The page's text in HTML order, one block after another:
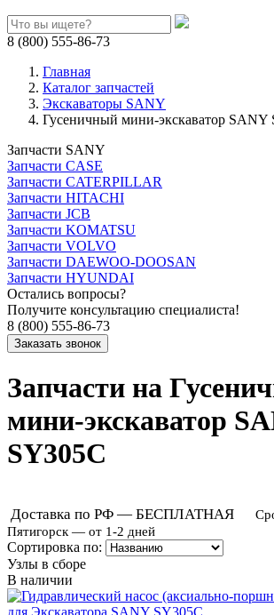
8 (800) 555-86-73
Главная
Каталог запчастей
Экскаваторы SANY
Гусеничный мини-экскаватор SANY
Запчасти SANY
Запчасти CASE
Запчасти CATERPILLAR
Запчасти HITACHI
Запчасти JCB
Запчасти KOMATSU
Запчасти VOLVO
Запчасти DAEWOO-DOOSAN
Запчасти HYUNDAI
Остались вопросы?
Получите консультацию специалиста!
8 (800) 555-86-73
Запчасти на
мини-экскаватор
SY305C
Доставка по РФ — БЕСПЛАТНАЯ
Пятигорск — от 1-2 дней
Сортировка по:
Узлы в сборе
В наличии